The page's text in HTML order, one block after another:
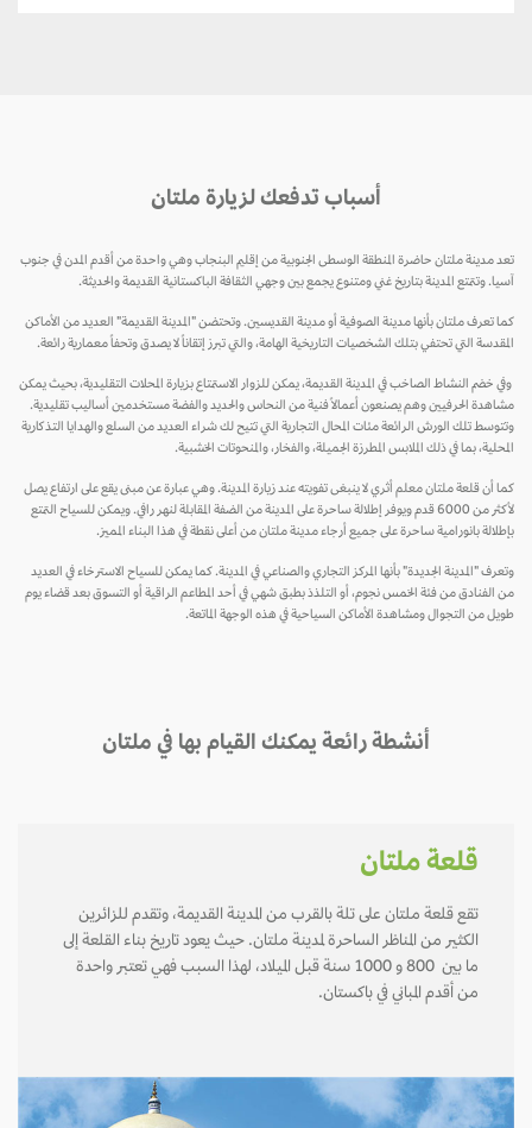
أسباب تدفعك لزيارة ملتان
تعد مدينة ملتان حاضرة المنطقة الوسطى الجنوبية من إقليم البنجاب وهي واحدة من أقدم المدن في جنوب
آسيا. وتتمتع المدينة بتاريخ غني ومتنوع يجمع بين وجهي الثقافة الباكستانية القديمة والحديثة.
كما تعرف ملتان بأنها مدينة الصوفية أو مدينة القديسين. وتحتضن "المدينة القديمة" العديد من الأماكن
المقدسة التي تحتفي بتلك الشخصيات التاريخية الهامة، والتي تبرز إتقاناً لا يصدق وتحفاً معمارية رائعة.
وفي خضم النشاط الصاخب في المدينة القديمة، يمكن للزوار الاستمتاع بزيارة المحلات التقليدية، بحيث يمكن
مشاهدة الحرفيين وهم يصنعون أعمالاً فنية من النحاس والحديد والفضة مستخدمين أساليب تقليدية.
وتتوسط تلك الورش الرائعة مئات المحال التجارية التي تتيح لك شراء العديد من السلع والهدايا التذكارية
المحلية، بما في ذلك الملابس المطرزة الجميلة، والفخار، والمنحوتات الخشبية.
كما أن قلعة ملتان معلم أثري لا ينبغى تفويته عند زيارة المدينة. وهي عبارة عن مبنى يقع على ارتفاع يصل
لأكثر من 6000 قدم ويوفر إطلالة ساحرة على المدينة من الضفة المقابلة لنهر رافي. ويمكن للسياح التمتع
بإطلالة بانورامية ساحرة على جميع أرجاء مدينة ملتان من أعلى نقطة في هذا البناء المميز.
وتعرف "المدينة الجديدة" بأنها المركز التجاري والصناعي في المدينة. كما يمكن للسياح الاسترخاء في العديد
من الفنادق من فئة الخمس نجوم، أو التلذذ بطبق شهي في أحد المطاعم الراقية أو التسوق بعد قضاء يوم
طويل من التجوال ومشاهدة الأماكن السياحية في هذه الوجهة الماتعة.
أنشطة رائعة يمكنك القيام بها في ملتان
قلعة ملتان
تقع قلعة ملتان على تلة بالقرب من المدينة القديمة، وتقدم للزائرين
الكثير من المناظر الساحرة لمدينة ملتان. حيث يعود تاريخ بناء القلعة إلى
ما بين 800 و 1000 سنة قبل الميلاد، لهذا السبب فهي تعتبر واحدة
من أقدم المباني في باكستان.